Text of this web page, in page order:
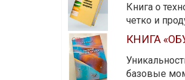
Книга о
четко и
КНИГА
базовые